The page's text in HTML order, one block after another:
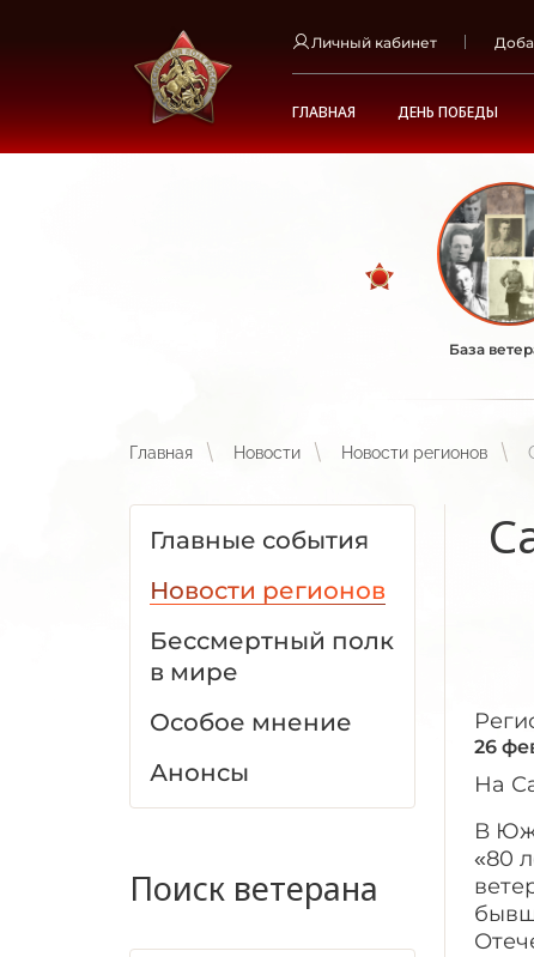
Личный кабинет
ГЛАВНАЯ ДЕНЬ ПОБЕДЫ
База
Главная Новости Новости регионов
Главные события
Новости регионов
Бессмертный полк
в мире
Особое мнение
Анонсы
Поиск ветерана
26
На
В
«80